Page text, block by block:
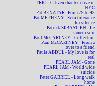
TRIO - Citizen chanteur live in
NYC
Pat BENATAR - From 79 to 93
Pat METHENY - Zero tolerance
for silence
Patrick SÉBASTIEN - Le
samedi soir
Paul McCARTNEY - Collection
Paul McCARTNEY - From a
lover to a friend
Paula ABDUL - My love is for
real
PEARL JAM - Gone
PEARL JAM - World wide
suicide
Peter GABRIEL - Long walk
home